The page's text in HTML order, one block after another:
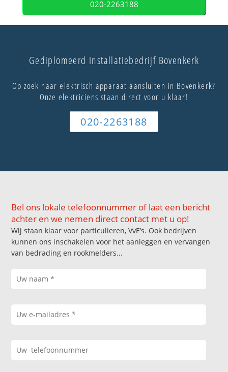
020-2263188
Gediplomeerd Installatiebedrijf Bovenkerk
Op zoek naar elektrisch apparaat aansluiten in Bovenkerk?
Onze elektriciens staan direct voor u klaar!
020-2263188
Bel ons lokale telefoonnummer of laat een bericht
achter en we nemen direct contact met u op!
Wij staan klaar voor particulieren, VvE’s. Ook bedrijven
kunnen ons inschakelen voor het aanleggen en vervangen
van bedrading en rookmelders...